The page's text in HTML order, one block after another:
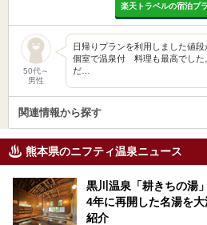
楽天トラベルの宿泊プ
50代～
男性
日帰りプランを利用しました値段
個室で温泉付 料理も最高でした
だ…
関連情報から探す
熊本県のニフティ温泉ニュース
黒川温泉「耕きちの湯
4年に再開した名湯を
紹介